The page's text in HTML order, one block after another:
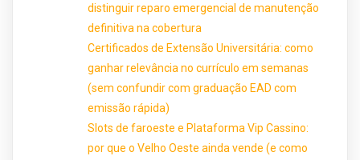
distinguir reparo emergencial de manutenção
definitiva na cobertura
Certificados de Extensão Universitária: como
ganhar relevância no currículo em semanas
(sem confundir com graduação EAD com
emissão rápida)
Slots de faroeste e Plataforma Vip Cassino:
por que o Velho Oeste ainda vende (e como